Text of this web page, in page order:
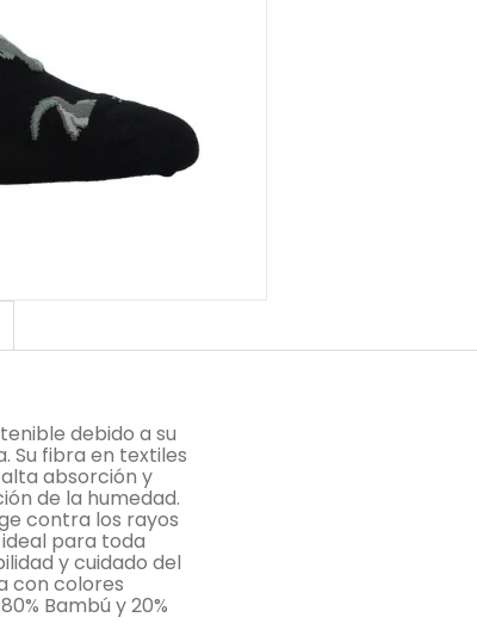
debido a su
Su fibra en textiles
absorción y
de la humedad.
contra los rayos
para toda
y cuidado del
con colores
Bambú y 20%